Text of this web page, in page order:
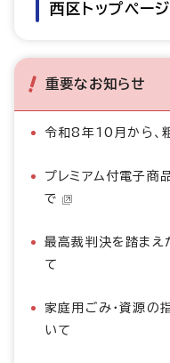
西区トップページ
重要なお知らせ
令和8年10月から、
プレミアム付電子商
で
最高裁判決を踏まえ
て
家庭用ごみ・資源の
いて